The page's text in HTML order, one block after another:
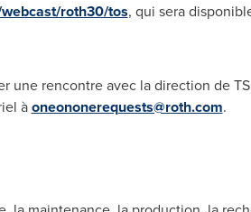
roth30/tos, qui sera
une rencontre avec la direction de
àoneononerequests@roth.com.